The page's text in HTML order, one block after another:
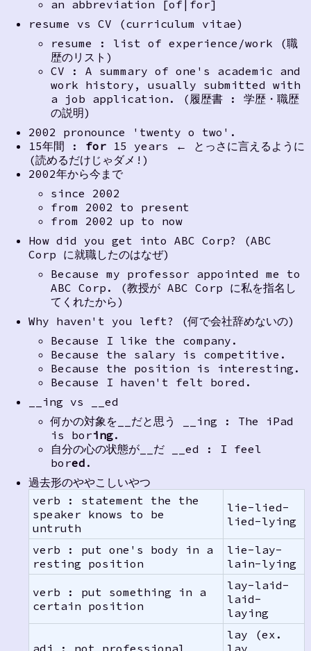
an abbreviation [of|for]
resume vs CV (curriculum vitae)
resume : list of experience/work (職
歴のリスト)
CV : A summary of one's academic and
work history, usually submitted with
a job application. (履歴書 : 学歴・職歴
の説明)
2002 pronounce 'twenty o two'.
15年間 : for15 years ← とっさに言えるように
(読めるだけじゃダメ!)
2002年から今まで
since 2002
from 2002 to present
from 2002 up to now
How did you get into ABC Corp? (ABC
Corp に就職したのはなぜ)
Because my professor appointed me to
ABC Corp. (教授が ABC Corp に私を指名し
てくれたから)
Why haven't you left? (何で会社辞めないの)
Because I like the company.
Because the salary is competitive.
Because the position is interesting.
Because I haven't felt bored.
__ing vs __ed
何かの対象を__だと思う __ing : The iPad
is boring.
自分の心の状態が__だ __ed : I feel
bored .
過去形のややこしいやつ
verb : statement the the
speaker knows to be
untruth
lie-lied-
lied-lying
verb : put one's body in a
resting position
lie-lay-
lain-lying
verb : put something in a
certain position
lay-laid-
laid-
laying
adj : not professional
lay (ex.
lay